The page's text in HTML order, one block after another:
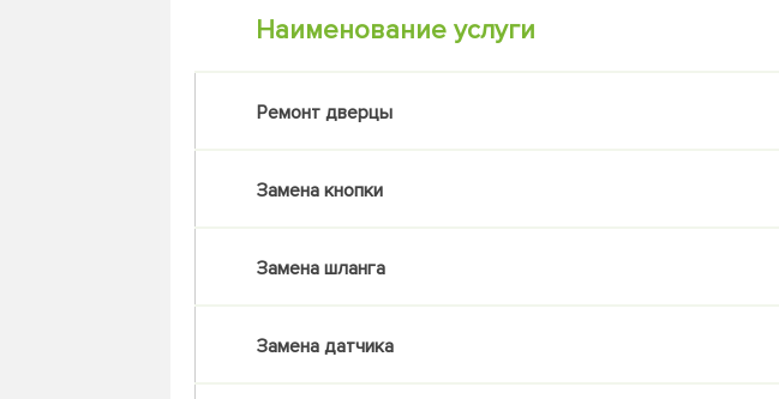
Наименование услуги
Ремонт дверцы
Замена кнопки
Замена шланга
Замена датчика